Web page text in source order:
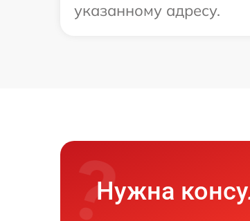
указанному адресу.
Нужна